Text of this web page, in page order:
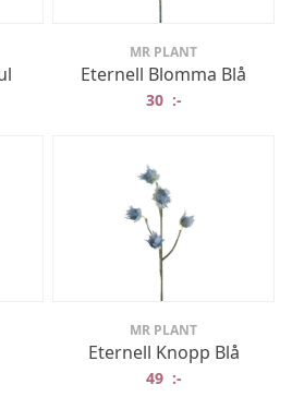
MR PLANT
Eternell Blomma Blå
30 :-
MR PLANT
Eternell Knopp Blå
49 :-